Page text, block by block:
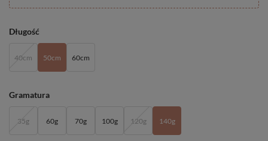
Długość
40cm 50cm 60cm
Gramatura
35g 60g 70g 100g 120g 140g